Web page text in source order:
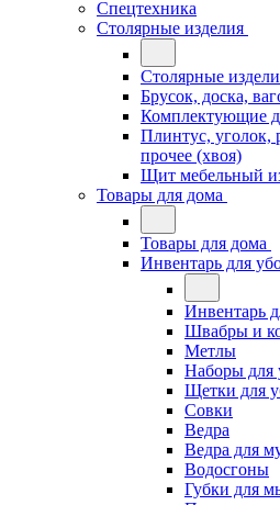
Спецтехника
Столярные изделия
Столярные
Брусок, доска,
Комплектующие
Плинтус, уголок,
прочее (хвоя)
Щит мебельный
Товары для дома
Товары для дома
Инвентарь для
Инвентарь
Швабры и
Метлы
Наборы для
Щетки для
Совки
Ведра
Ведра для
Водосгоны
Губки для